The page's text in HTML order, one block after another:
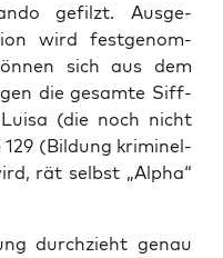
gefilzt. Aus­ge­
wird fest­ge­nom­
sich aus dem
die gesam­te Siff­
(die noch nicht
(Bil­dung kri­mi­nel­
rät selbst „Alpha“
durch­zieht genau